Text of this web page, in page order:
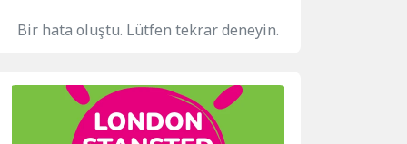
Bir hata oluştu. Lütfen tekrar deneyin.